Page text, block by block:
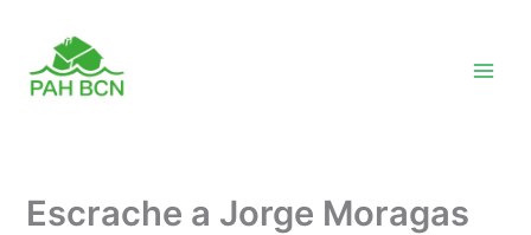
content
Escrache a Jorge Moragas